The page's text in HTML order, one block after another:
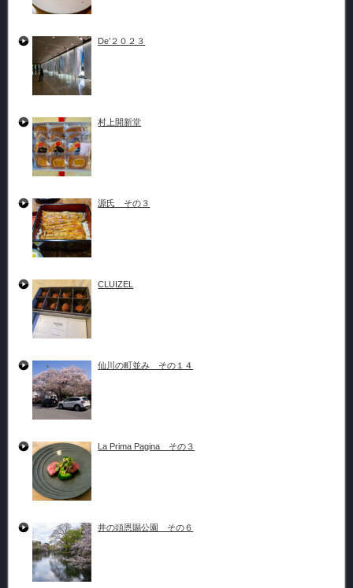
De’２０２３
村上開新堂
源氏 その３
CLUIZEL
仙川の町並み その１４
La Prima Pagina その３
井の頭恩賜公園 その６